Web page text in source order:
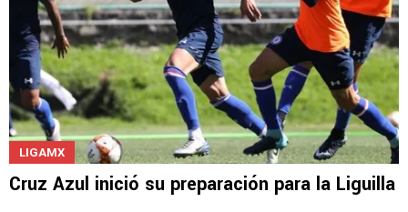
LIGAMX
Cruz Azul inició su preparación para la Liguilla